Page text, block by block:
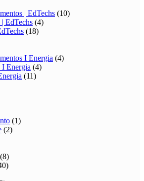
| EdTechs (10)
EdTechs (4)
(18)
I Energia (4)
I Energia (4)
(11)
(1)
(2)
(8)